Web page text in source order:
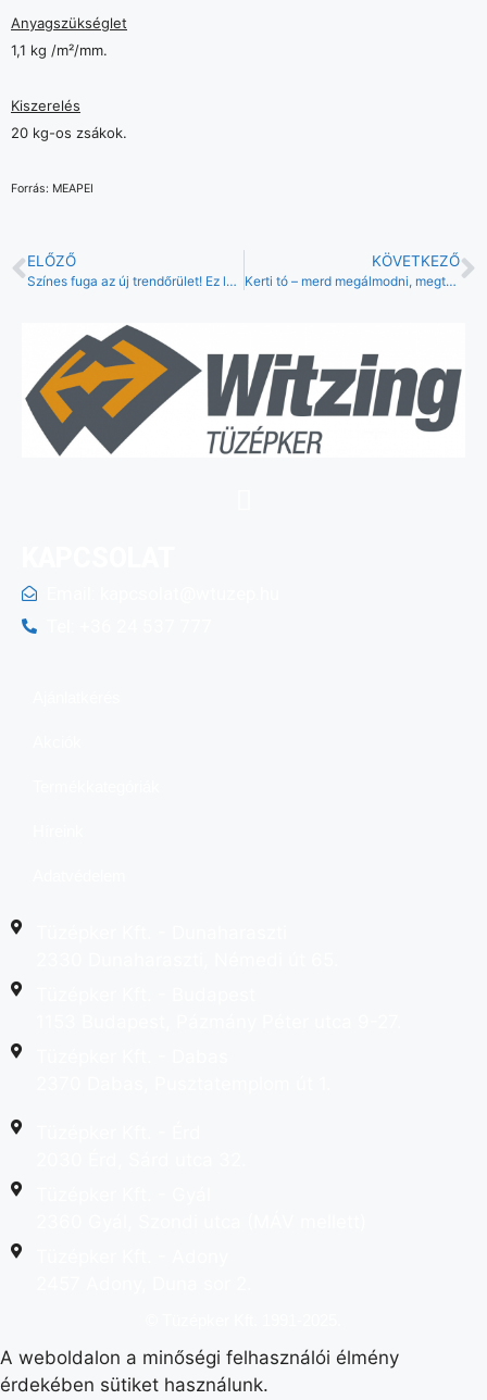
Anyagszükséglet
1,1 kg /m²/mm.
Kiszerelés
20 kg-os zsákok.
Forrás: MEAPEI
ELŐZŐ
Színes fuga az új trendőrület! Ez lesz 2019. nagy dobása?
KÖVETKEZŐ
Kerti tó – merd megálmodni, megtervezni és megvalósítani!
A weboldalon a minőségi felhasználói élmény
érdekében sütiket használunk.